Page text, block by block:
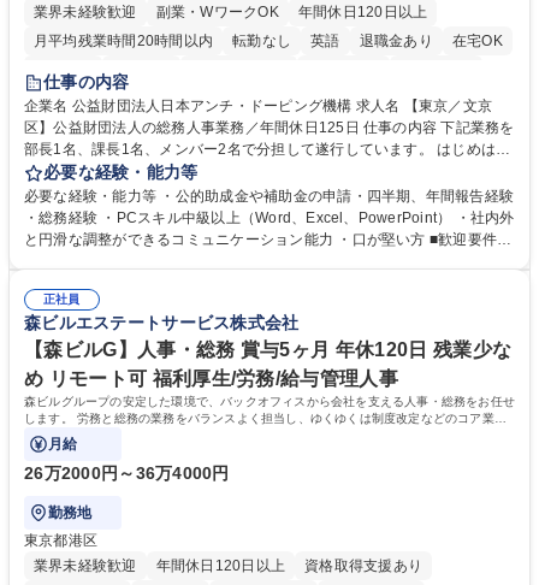
業界未経験歓迎
副業・WワークOK
年間休日120日以上
月平均残業時間20時間以内
転勤なし 英語 退職金あり
在宅OK
賞与あり
育休あり
食事補助あり
仕事の内容
企業名 公益財団法人日本アンチ・ドーピング機構 求人名 【東京／文京
区】公益財団法人の総務人事業務／年間休日125日 仕事の内容 下記業務を
部長1名、課長1名、メンバー2名で分担して遂行しています。 はじめは担
当者として業務を覚えていただき、ゆくゆくはリーダーやマネージャーポ
ジションとして活躍いただくことを期待しています。 【総務・人事グルー
プの業務内容】 ・人事制度関連 ・採用活動 ・教育研修の企画、実行 ・勤
怠管理 ・官公庁への各種提出 ・法定の会議運営（評議員会、理事会） ・
管理 ・福利厚生関連 ・職員からの問合せ、相談対応 ・その他日常の総務
業務全般 募集職種 【東京／文京区】公益財団法人の総務人事業務／年間
休日125日
必要な経験・能力等
必要な経験・能力等 ・公的助成金や補助金の申請・四半期、年間報告経験
・総務経験 ・PCスキル中級以上（Word、Excel、PowerPoint） ・社内外
と円滑な調整ができるコミュニケーション能力 ・口が堅い方 ■歓迎要件
正社員
森ビルエステートサービス株式会社
【森ビルG】人事・総務 賞与5ヶ月 年休120日 残業少な
め リモート可 福利厚生/労務/給与管理人事
森ビルグループの安定した環境で、バックオフィスから会社を支える人事・総務をお任せ
します。 労務と総務の業務をバランスよく担当し、ゆくゆくは制度改定などのコア業務
にも挑戦できる、やりがいある環境です。
月給
26万2000円～36万4000円
勤務地
東京都港区
業界未経験歓迎
年間休日120日以上
資格取得支援あり